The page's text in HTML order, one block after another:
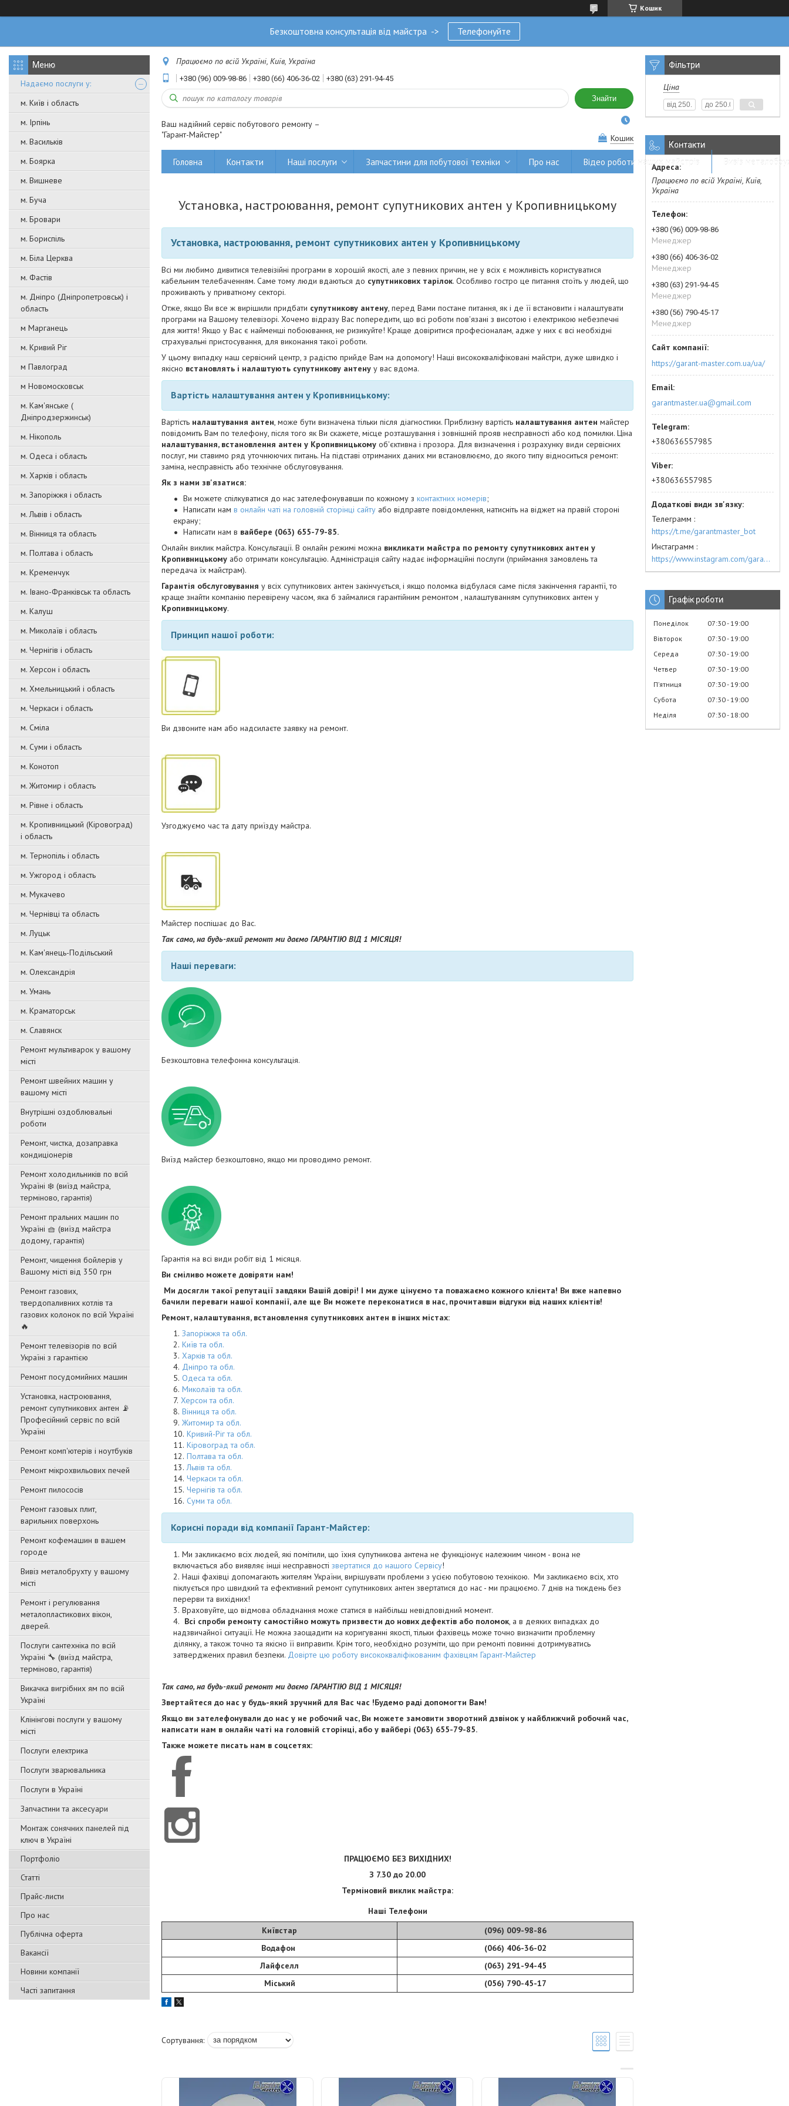
Кошик
Безкоштовна консультація від майстра -> Телефонуйте
Надаємо послуги у:
м. Київ і область
м. Ірпінь
м. Васильків
м. Боярка
м. Вишневе
м. Буча
м. Бровари
м. Бориспіль
м. Біла Церква
м. Фастів
м. Дніпро (Дніпропетровськ) і
область
м Марганець
м. Кривий Ріг
м Павлоград
м Новомосковськ
м. Кам'янське (
Дніпродзержинськ)
м. Нікополь
м. Одеса і область
м. Харків і область
м. Запоріжжя і область
м. Львів і область
м. Вінниця та область
м. Полтава і область
м. Кременчук
м. Івано-Франківськ та область
м. Калуш
м. Миколаїв і область
м. Чернігів і область
м. Херсон і область
м. Хмельницький і область
м. Черкаси і область
м. Сміла
м. Суми і область
м. Конотоп
м. Житомир і область
м. Рівне і область
м. Кропивницький (Кіровоград)
і область
м. Тернопіль і область
м. Ужгород і область
м. Мукачево
м. Чернівці та область
м. Луцьк
м. Кам'янець-Подільський
м. Олександрія
м. Умань
м. Краматорськ
м. Славянск
Ремонт мультиварок у вашому
місті
Ремонт швейних машин у
вашому місті
Внутрішні оздоблювальні
роботи
Ремонт, чистка, дозаправка
кондиціонерів
Ремонт холодильників по всій
Україні ❄️ (виїзд майстра,
терміново, гарантія)
Ремонт пральних машин по
Україні 🧺 (виїзд майстра
додому, гарантія)
Ремонт, чищення бойлерів у
Вашому місті від 350 грн
Ремонт газових,
твердопаливних котлів та
газових колонок по всій Україні
🔥
Ремонт телевізорів по всій
Україні з гарантією
Ремонт посудомийних машин
Установка, настроювання,
ремонт супутникових антен 📡
Професійний сервіс по всій
Україні
Ремонт комп'ютерів і ноутбуків
Ремонт мікрохвильових печей
Ремонт пилососів
Ремонт газовых плит,
варильних поверхонь
Ремонт кофемашин в вашем
городе
Вивіз металобрухту у вашому
місті
Ремонт і регулювання
металопластикових вікон,
дверей.
Послуги сантехніка по всій
Україні 🔧 (виїзд майстра,
терміново, гарантія)
Викачка вигрібних ям по всій
Україні
Клінінгові послуги у вашому
місті
Послуги електрика
Послуги зварювальника
Послуги в Україні
Запчастини та аксесуари
Монтаж сонячних панелей під
ключ в Україні
Портфоліо
Статті
Прайс-листи
Про нас
Публічна оферта
Вакансії
Новини компанії
Часті запитання
Працюємо по всій Україні, Київ, Україна
+380 (96) 009-98-86 +380 (66) 406-36-02 +380 (63) 291-94-45
Знайти
Ваш надійний сервіс побутового ремонту –
"Гарант-Майстер"
Кошик
Головна Контакти Наші послуги Запчастини для побутової техніки Про нас Відео роботи наших майстрів Вивіз
Установка, настроювання, ремонт супутникових антен у Кропивницькому
Установка, настроювання, ремонт супутникових антен у Кропивницькому
Всі ми любимо дивитися телевізійні програми в хорошій якості, але з певних причин, не у всіх є можливість користуватися
кабельним телебаченням. Саме тому люди вдаються до супутникових тарілок. Особливо гостро це питання стоїть у людей, що
проживають у приватному секторі.
Отже, якщо Ви все ж вирішили придбати супутникову антену, перед Вами постане питання, як і де її встановити і налаштувати
програми на Вашому телевізорі. Хочемо відразу Вас попередити, що всі роботи пов'язані з висотою і електрикою небезпечні
для життя! Якщо у Вас є найменші побоювання, не ризикуйте! Краще довіритися професіоналам, адже у них є всі необхідні
страхувальні пристосування, для виконання такої роботи.
У цьому випадку наш сервісний центр, з радістю прийде Вам на допомогу! Наші висококваліфіковані майстри, дуже швидко і
якісно встановлять і налаштують супутникову антену у вас вдома.
Вартість налаштування антен у Кропивницькому:
Вартість налаштування антен, може бути визначена тільки після діагностики. Приблизну вартість налаштування антен майстер
повідомить Вам по телефону, після того як Ви скажете, місце розташування і зовнішній прояв несправності або код помилки. Ціна
налаштування, встановлення антен у Кропивницькому об'єктивна і прозора. Для визначення і розрахунку види сервісних
послуг, ми ставимо ряд уточнюючих питань. На підставі отриманих даних ми встановлюємо, до якого типу відноситься ремонт:
заміна, несправність або технічне обслуговування.
Як з нами зв'язатися:
Ви можете спілкуватися до нас зателефонувавши по кожному з контактних номерів;
Написати нам в онлайн чаті на головній сторінці сайту або відправте повідомлення, натисніть на віджет на правій стороні
екрану;
Написати нам в вайбере (063) 655-79-85.
Онлайн виклик майстра. Консультації. В онлайн режимі можна викликати майстра по ремонту супутникових антен у
Кропивницькому або отримати консультацію. Адміністрація сайту надає інформаційні послуги (приймання замовлень та
передача їх майстрам).
Гарантія обслуговування у всіх супутникових антен закінчується, і якщо поломка відбулася саме після закінчення гарантії, то
краще знайти компанію перевірену часом, яка б займалися гарантійним ремонтом , налаштуванням супутникових антен у
Кропивницькому.
Принцип нашої роботи:
Ви дзвоните нам або надсилаєте заявку на ремонт.
Узгоджуємо час та дату приїзду майстра.
Майстер поспішає до Вас.
Так само, на будь-який ремонт ми даємо ГАРАНТІЮ ВІД 1 МІСЯЦЯ!
Наші переваги:
Безкоштовна телефонна консультація.
Виїзд майстер безкоштовно, якщо ми проводимо ремонт.
Гарантія на всі види робіт від 1 місяця.
Ви сміливо можете довіряти нам!
Ми досягли такої репутації завдяки Вашій довірі! І ми дуже цінуємо та поважаємо кожного клієнта! Ви вже напевно
бачили переваги нашої компанії, але ще Ви можете переконатися в нас, прочитавши відгуки від наших клієнтів!
Ремонт, налаштування, встановлення супутникових антен в інших містах:
Запоріжжя та обл.
Київ та обл.
Харків та обл.
Дніпро та обл.
Одеса та обл.
Миколаїв та обл.
Херсон та обл.
Вінниця та обл.
Житомир та обл.
Кривий-Ріг та обл.
Кіровоград та обл.
Полтава та обл.
Львів та обл.
Черкаси та обл.
Чернігів та обл.
Суми та обл.
Корисні поради від компанії Гарант-Майстер:
Ми закликаємо всіх людей, які помітили, що їхня супутникова антена не функціонує належним чином - вона не
включається або виявляє інші несправності звертатися до нашого Сервісу!
Наші фахівці допомагають жителям України, вирішувати проблеми з усією побутовою технікою. Ми закликаємо всіх, хто
піклується про швидкий та ефективний ремонт супутникових антен звертатися до нас - ми працюємо. 7 днів на тиждень без
перерви та вихідних!
Враховуйте, що відмова обладнання може статися в найбільш невідповідний момент.
Всі спроби ремонту самостійно можуть призвести до нових дефектів або поломок, а в деяких випадках до
надзвичайної ситуації. Не можна заощадити на коригуванні якості, тільки фахівець може точно визначити проблемну
ділянку, а також точно та якісно її виправити. Крім того, необхідно розуміти, що при ремонті повинні дотримуватись
затверджених правил безпеки. Довірте цю роботу висококваліфікованим фахівцям Гарант-Майстер
Так само, на будь-який ремонт ми даємо ГАРАНТІЮ ВІД 1 МІСЯЦЯ!
Звертайтеся до нас у будь-який зручний для Вас час !Будемо раді допомогти Вам!
Якщо ви зателефонували до нас у не робочий час, Ви можете замовити зворотний дзвінок у найближчий робочий час,
написати нам в онлайн чаті на головній сторінці, або у вайбері (063) 655-79-85.
Также можете писать нам в соцсетях:
ПРАЦЮЄМО БЕЗ ВИХІДНИХ!
З 7.30 до 20.00
Терміновий виклик майстра:
Наші Телефони
Київстар
(096) 009-98-86
Водафон
(066) 406-36-02
Лайфселл
(063) 291-94-45
Міський
(056) 790-45-17
Фільтри
Ціна
Контакти
Працюємо по всій Україні, Київ,
Україна
+380 (96) 009-98-86
Менеджер
+380 (66) 406-36-02
Менеджер
+380 (63) 291-94-45
Менеджер
+380 (56) 790-45-17
Менеджер
https://garant-master.com.ua/ua/
garantmaster.ua@gmail.com
+380636557985
+380636557985
Телеграмм
https://t.me/garantmaster_bot
Инстаграмм
https://www.instagram.com/garantmaster.ua/
Графік роботи
Понеділок 07:30 19:00
Вівторок
07:30 19:00
Середа
07:30 19:00
Четвер
07:30 19:00
Пʼятниця
07:30 19:00
Субота
07:30 19:00
Неділя
07:30 18:00